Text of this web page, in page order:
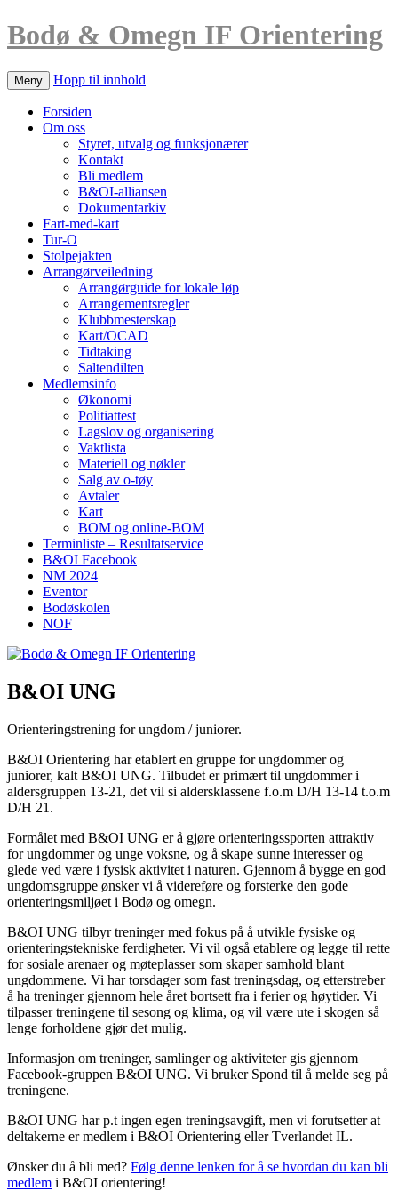
Bodø & Omegn IF Orientering
Meny Hopp til innhold
Forsiden
Om oss
Styret, utvalg og funksjonærer
Kontakt
Bli medlem
B&OI-alliansen
Dokumentarkiv
Fart-med-kart
Tur-O
Stolpejakten
Arrangørveiledning
Arrangørguide for lokale løp
Arrangementsregler
Klubbmesterskap
Kart/OCAD
Tidtaking
Saltendilten
Medlemsinfo
Økonomi
Politiattest
Lagslov og organisering
Vaktlista
Materiell og nøkler
Salg av o-tøy
Avtaler
Kart
BOM og online-BOM
Terminliste – Resultatservice
B&OI Facebook
NM 2024
Eventor
Bodøskolen
NOF
B&OI UNG
Orienteringstrening for ungdom / juniorer.
B&OI Orientering har etablert en gruppe for ungdommer og
juniorer, kalt B&OI UNG. Tilbudet er primært til ungdommer i
aldersgruppen 13-21, det vil si aldersklassene f.o.m D/H 13-14 t.o.m
D/H 21.
Formålet med B&OI UNG er å gjøre orienteringssporten attraktiv
for ungdommer og unge voksne, og å skape sunne interesser og
glede ved være i fysisk aktivitet i naturen. Gjennom å bygge en god
ungdomsgruppe ønsker vi å videreføre og forsterke den gode
orienteringsmiljøet i Bodø og omegn.
B&OI UNG tilbyr treninger med fokus på å utvikle fysiske og
orienteringstekniske ferdigheter. Vi vil også etablere og legge til rette
for sosiale arenaer og møteplasser som skaper samhold blant
ungdommene. Vi har torsdager som fast treningsdag, og etterstreber
å ha treninger gjennom hele året bortsett fra i ferier og høytider. Vi
tilpasser treningene til sesong og klima, og vil være ute i skogen så
lenge forholdene gjør det mulig.
Informasjon om treninger, samlinger og aktiviteter gis gjennom
Facebook-gruppen B&OI UNG. Vi bruker Spond til å melde seg på
treningene.
B&OI UNG har p.t ingen egen treningsavgift, men vi forutsetter at
deltakerne er medlem i B&OI Orientering eller Tverlandet IL.
Ønsker du å bli med? Følg denne lenken for å se hvordan du kan bli
medlem i B&OI orientering!